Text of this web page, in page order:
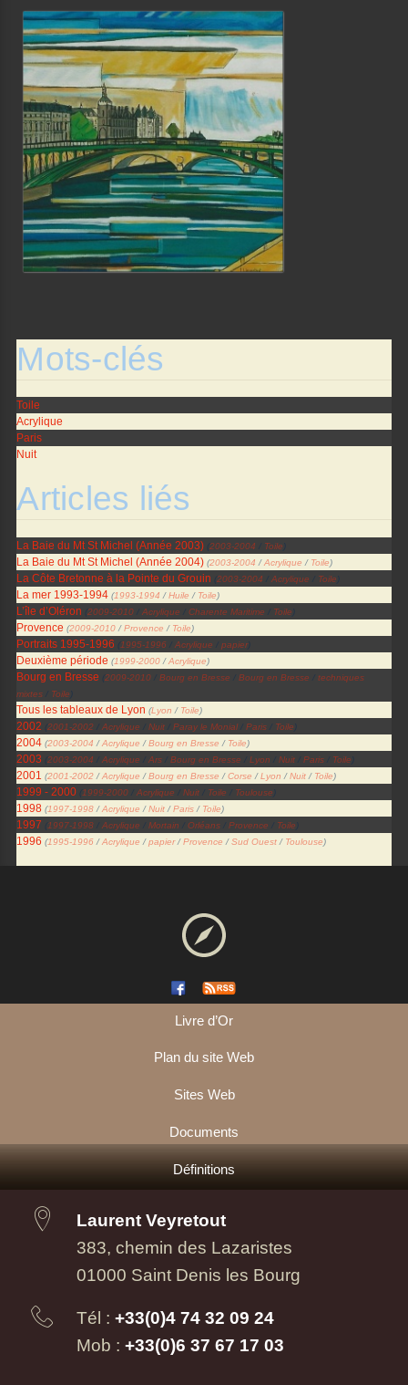
Mots-clés
Toile
Acrylique
Paris
Nuit
Articles liés
La Baie du Mt St Michel (Année 2003) (2003-2004 Toile)
La Baie du Mt St Michel (Année 2004) (2003-2004 /Acrylique / Toile)
La Côte Bretonne à la Pointe du Grouin (2003-2004 /Acrylique Toile)
La mer 1993-1994 (1993-1994 /Huile / Toile)
L’île d’Oléron (2009-2010 /Acrylique /Charente Maritime Toile)
Provence (2009-2010 /Provence / Toile)
Portraits 1995-1996 (1995-1996 /Acrylique /papier)
Deuxième période (1999-2000 /Acrylique)
Bourg en Bresse (2009-2010 /Bourg en Bresse /Bourg en Bresse /techniques
mixtes
Toile)
Tous les tableaux de Lyon (Lyon / Toile)
2002 (2001-2002 /Acrylique /Nuit /Paray le Monial/Paris Toile)
2004 (2003-2004 /Acrylique /Bourg en Bresse / Toile)
2003 (2003-2004 /Acrylique /Ars /Bourg en Bresse /Lyon /Nuit /Paris Toile)
2001 (2001-2002 /Acrylique /Bourg en Bresse /Corse /Lyon /Nuit / Toile)
1999 - 2000 (1999-2000 /Acrylique /Nuit Toile Toulouse)
1998 (1997-1998 /Acrylique /Nuit /Paris / Toile)
1997 (1997-1998 /Acrylique /Mortain /Orléans /Provence Toile)
1996 (1995-1996 /Acrylique /papier/Provence /Sud Ouest / Toulouse)
Livre d’Or
Plan du site Web
Sites Web
Documents
Définitions
Laurent Veyretout
383, chemin des Lazaristes
01000 Saint Denis les Bourg
Tél : +33(0)4 74 32 09 24
Mob : +33(0)6 37 67 17 03